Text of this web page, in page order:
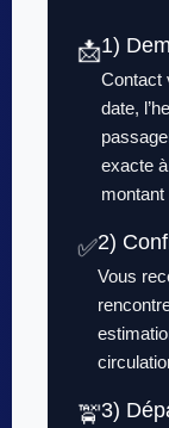
📩1)
Contact
date,
exacte
montant
✅2)
Vous
🚖3)